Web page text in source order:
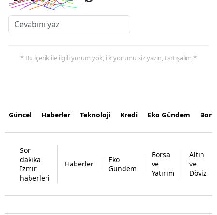
* Bu içerik ile ilgili yorum yok, ilk yorumu siz yazın, tartışalım *
Güncel Haberler Teknoloji Kredi Eko Gündem
Son
dakika
İzmir
haberleri
Haberler
Eko
Gündem
Borsa
ve
Yatırım
Altın
ve
Döviz